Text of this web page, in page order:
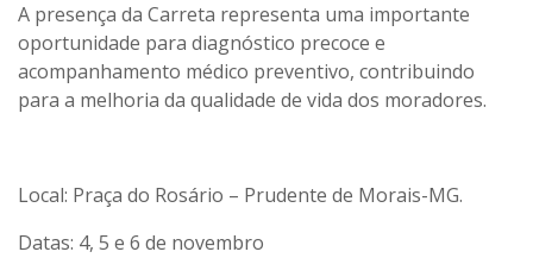
A presença da Carreta representa uma importante
oportunidade para diagnóstico precoce e
acompanhamento médico preventivo, contribuindo
para a melhoria da qualidade de vida dos moradores.
Local: Praça do Rosário – Prudente de Morais-MG.
Datas: 4, 5 e 6 de novembro